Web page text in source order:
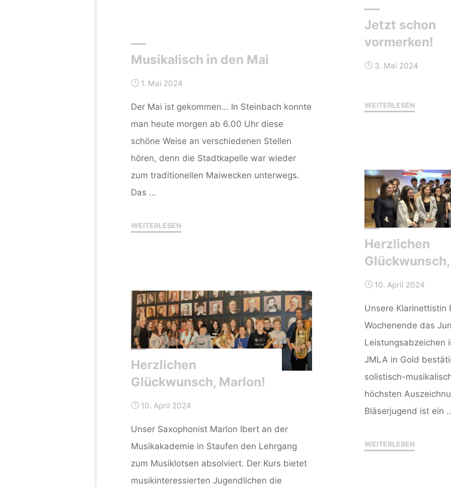
Jetzt schon
vormerken!
3. Mai 2024
WEITERLESEN"Jetzt
Musikalisch in den Mai
1. Mai 2024
Der Mai ist gekommen… In Steinbach konnte
man heute morgen ab 6.00 Uhr diese
schöne Weise an verschiedenen Stellen
hören, denn die Stadtkapelle war wieder
zum traditionellen Maiwecken unterwegs.
Das …
WEITERLESEN"Musikalisch
Herzlichen
10. April 2024
Unsere Klarinettistin
Wochenende das
Leistungsabzeichen
JMLA in Gold
solistisch-
höchsten
Bläserjugend ist ein
WEITERLESEN"Herzlichen
Herzlichen
Glückwunsch, Marlon!
10. April 2024
Unser Saxophonist Marlon Ibert an der
Musikakademie in Staufen den Lehrgang
zum Musiklotsen absolviert. Der Kurs bietet
musikinteressierten Jugendlichen die